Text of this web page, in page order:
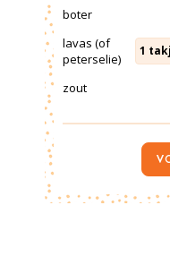
boter
lavas (of
peterselie)
1
zout